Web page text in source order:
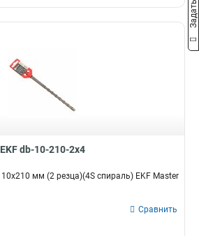
EKF db-10-210-2x4
10х210 мм (2 резца)(4S спираль) EKF Master
Сравнить